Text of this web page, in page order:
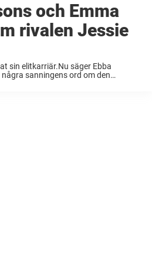
och Emma
rivalen Jessie
sin elitkarriär.Nu säger Ebba
sanningens ord om den